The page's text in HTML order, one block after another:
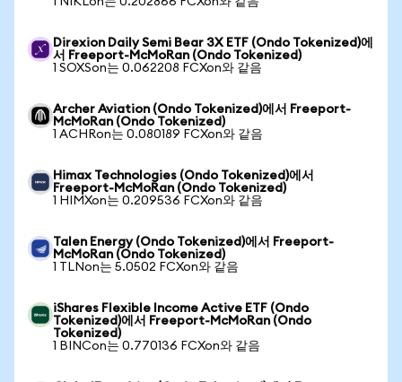
Direxion Daily Semi Bear 3X ETF (Ondo Tokenized)에
서 Freeport-McMoRan (Ondo Tokenized)
1 SOXSon는 0.062208 FCXon와 같음
Archer Aviation (Ondo Tokenized)에서 Freeport-
McMoRan (Ondo Tokenized)
1 ACHRon는 0.080189 FCXon와 같음
Himax Technologies (Ondo Tokenized)에서
Freeport-McMoRan (Ondo Tokenized)
1 HIMXon는 0.209536 FCXon와 같음
Talen Energy (Ondo Tokenized)에서 Freeport-
McMoRan (Ondo Tokenized)
1 TLNon는 5.0502 FCXon와 같음
iShares Flexible Income Active ETF (Ondo
Tokenized)에서 Freeport-McMoRan (Ondo
Tokenized)
1 BINCon는 0.770136 FCXon와 같음